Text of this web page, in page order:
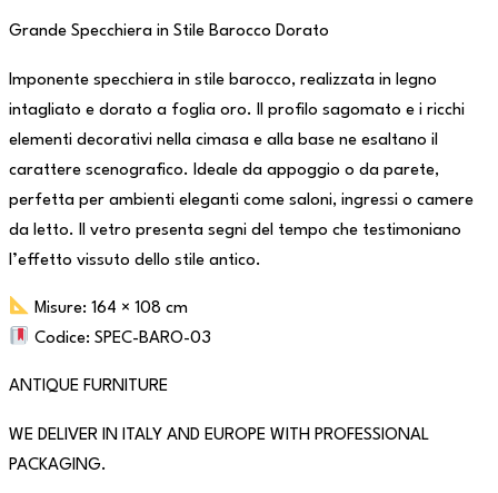
Grande Specchiera in Stile Barocco Dorato
Imponente specchiera in stile barocco, realizzata in legno
intagliato e dorato a foglia oro. Il profilo sagomato e i ricchi
elementi decorativi nella cimasa e alla base ne esaltano il
carattere scenografico. Ideale da appoggio o da parete,
perfetta per ambienti eleganti come saloni, ingressi o camere
da letto. Il vetro presenta segni del tempo che testimoniano
l’effetto vissuto dello stile antico.
Misure: 164 × 108 cm
Codice: SPEC-BARO-03
ANTIQUE FURNITURE
WE DELIVER IN ITALY AND EUROPE WITH PROFESSIONAL
PACKAGING.